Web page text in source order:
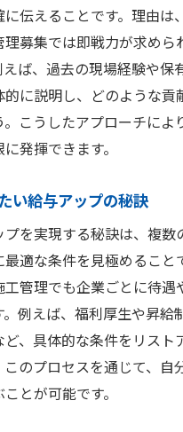
伝えることです。理由は
募集では即戦力が求めら
ば、過去の現場経験や保
に説明し、どのような貢
こうしたアプローチによ
発揮できます。
い給与アップの秘訣
を実現する秘訣は、複数
適な条件を見極めること
管理でも企業ごとに待遇
例えば、福利厚生や昇給
ど、具体的な条件をリスト
のプロセスを通じて、自
とが可能です。